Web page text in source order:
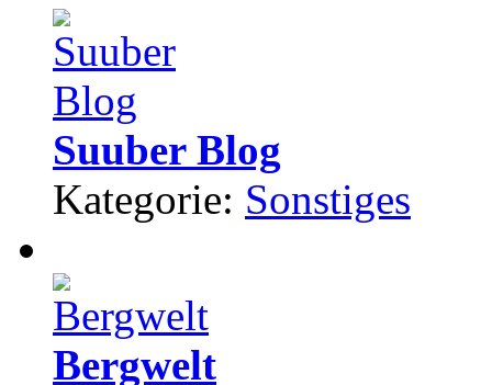
Suuber Blog
Kategorie: Sonstiges
Bergwelt